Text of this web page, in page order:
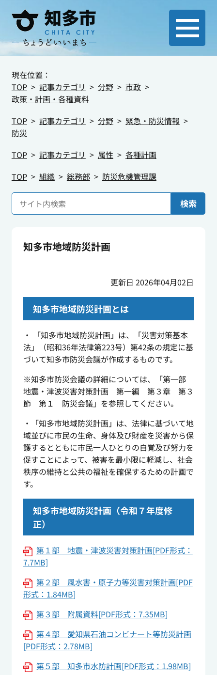
現在位置：
TOP
記事カテゴリ 分野
市政
政策・計画・各種資料
TOP
記事カテゴリ 分野
緊急・防災情報
防災
TOP
記事カテゴリ 属性
各種計画
TOP
組織 総務部 防災危機管理課
検索
知多市地域防災計画
更新日 2026年04月02日
知多市地域防災計画とは
・ 「知多市地域防災計画」は、「災害対策基本
法」（昭和36年法律第223号）第42条の規定に基
づいて知多市防災会議が作成するものです。
※知多市防災会議の詳細については、「第一部
地震・津波災害対策計画 第一編 第３章 第３
節 第１ 防災会議」を参照してください。
・「知多市地域防災計画」は、法律に基づいて地
域並びに市民の生命、身体及び財産を災害から保
護するとともに市民一人ひとりの自覚及び努力を
促すことによって、被害を最小限に軽減し、社会
秩序の維持と公共の福祉を確保するための計画で
す。
知多市地域防災計画（令和７年度修
正）
第１部 地震・津波災害対策計画[PDF形式：
7.7MB]
第２部 風水害・原子力等災害対策計画[PDF
形式：1.84MB]
第３部 附属資料[PDF形式：7.35MB]
第４部 愛知県石油コンビナート等防災計画
[PDF形式：2.78MB]
第５部 知多市水防計画[PDF形式：1.98MB]